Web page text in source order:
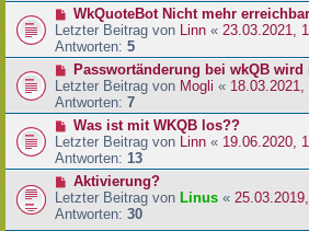
WkQuoteBot Nicht mehr
Letzter Beitrag von
Linn « 23.03.2021,
Antworten: 5
Passwortänderung bei wkQB
Letzter Beitrag von Mogli « 18.03.2021,
Antworten: 7
Was ist mit WKQB los??
Letzter Beitrag von
Linn « 19.06.2020,
Antworten: 13
Aktivierung?
Letzter Beitrag von Linus «
Antworten: 30